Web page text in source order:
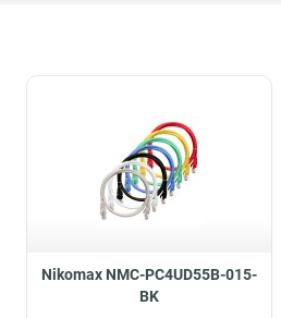
100МГц 51
Допустимое
17кН 2
14кН 2
05кН 10
13кН 8
Nikomax NMC-PC4UD55B-015-
BK